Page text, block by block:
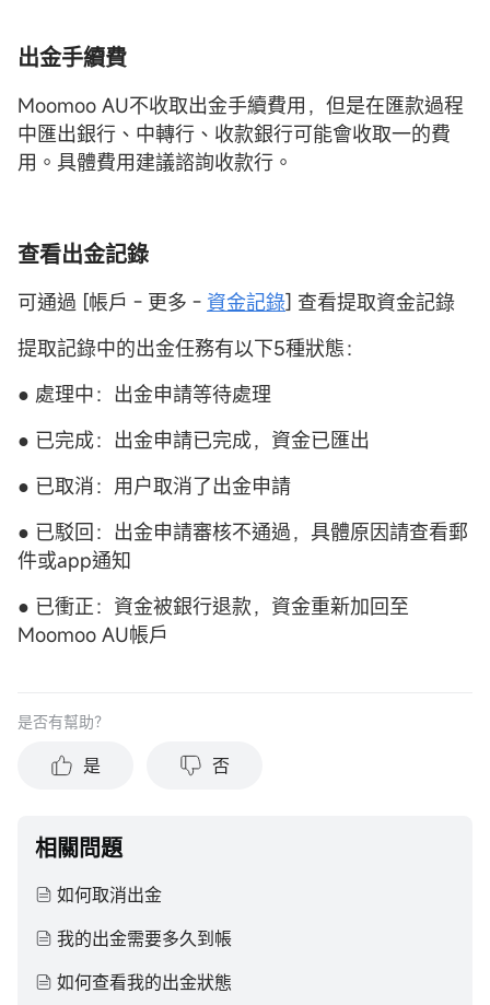
出金手續費
Moomoo AU不收取出金手續費用，但是在匯款過程
中匯出銀行、中轉行、收款銀行可能會收取一的費
用。具體費用建議諮詢收款行。
查看出金記錄
可通過 [帳戶 - 更多 - 資金記錄] 查看提取資金記錄
提取記錄中的出金任務有以下5種狀態：
● 處理中：出金申請等待處理
● 已完成：出金申請已完成，資金已匯出
● 已取消：用户取消了出金申請
● 已駁回：出金申請審核不通過，具體原因請查看郵
件或app通知
● 已衝正：資金被銀行退款，資金重新加回至
Moomoo AU帳戶
是否有幫助？
是 否
相關問題
如何取消出金
我的出金需要多久到帳
如何查看我的出金狀態